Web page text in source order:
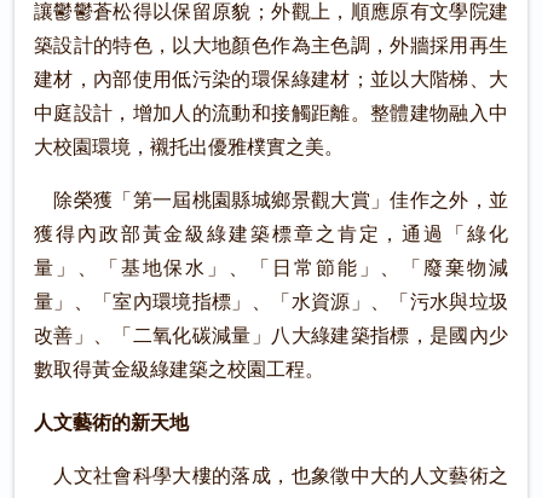
讓鬱鬱蒼松得以保留原貌；外觀上，順應原有文學院建
築設計的特色，以大地顏色作為主色調，外牆採用再生
建材，內部使用低污染的環保綠建材；並以大階梯、大
中庭設計，增加人的流動和接觸距離。整體建物融入中
大校園環境，襯托出優雅樸實之美。
除榮獲「第一屆桃園縣城鄉景觀大賞」佳作之外，並
獲得內政部黃金級綠建築標章之肯定，通過「綠化
量」、「基地保水」、「日常節能」、「廢棄物減
量」、「室內環境指標」、「水資源」、「污水與垃圾
改善」、「二氧化碳減量」八大綠建築指標，是國內少
數取得黃金級綠建築之校園工程。
人文藝術的新天地
人文社會科學大樓的落成，也象徵中大的人文藝術之